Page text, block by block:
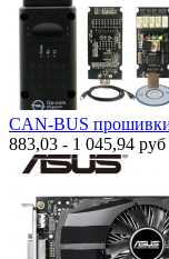
CAN-BUS
883,03 - 1 045,94 руб